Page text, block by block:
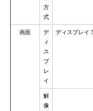
方
式
画面
デ
ィ
ス
プ
レ
イ
ディスプレイ
解
像